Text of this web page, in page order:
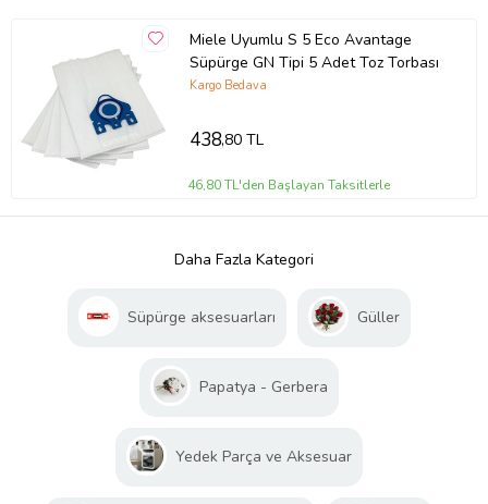
Miele Uyumlu S 5 Eco Avantage
Süpürge GN Tipi 5 Adet Toz Torbası
Kargo Bedava
438,80 TL
46,80 TL'den Başlayan Taksitlerle
Daha Fazla Kategori
Süpürge aksesuarları Güller
Papatya - Gerbera
Yedek Parça ve Aksesuar